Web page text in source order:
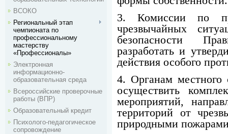
ВСОКО
Региональный этап
чемпионата по
профессиональному
мастерству
«Профессионалы»
Электронная
информационно-
образовательная среда
Всероссийские проверочные
работы (ВПР)
Образовательный кредит
Психолого-педагогическое
сопровождение
3. Комиссии по
чрезвычайных
безопасности
разработать и
действия особого
4. Органам местного
осуществить
мероприятий,
территорий от
природными